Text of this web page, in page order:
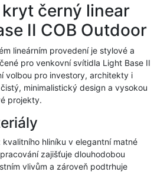
černý linear
II COB Outdoor
lineárním provedení je stylové a
pro venkovní svítidla Light Base II
volbou pro investory, architekty i
minimalistický design a vysokou
projekty.
hliníku v elegantní matné
zajišťuje dlouhodobou
vlivům a zároveň podtrhuje